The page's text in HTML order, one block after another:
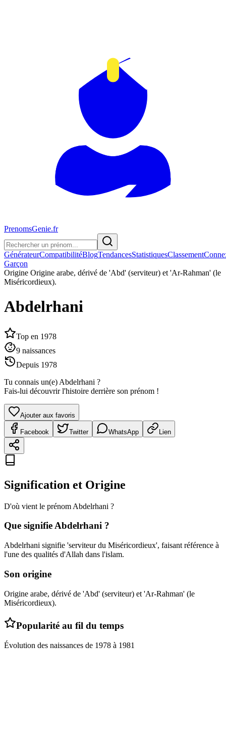
PrenomsGenie.fr
GénérateurCompatibilitéBlogTendancesStatistiquesClassement
Garçon
Origine Origine arabe, dérivé de 'Abd' (serviteur) et 'Ar-Rahman' (le
Miséricordieux).
Abdelrhani
Top en 1978
9 naissances
Depuis 1978
Tu connais un(e) Abdelrhani ?
Fais-lui découvrir l'histoire derrière son prénom !
Ajouter aux favoris
Facebook Twitter WhatsApp Lien
Signification et Origine
D'où vient le prénom Abdelrhani ?
Que signifieAbdelrhani ?
Abdelrhani signifie 'serviteur du Miséricordieux', faisant référence à
l'une des qualités d'Allah dans l'islam.
Son origine
Origine arabe, dérivé de 'Abd' (serviteur) et 'Ar-Rahman' (le
Miséricordieux).
Popularité au fil du temps
Évolution des naissances de 1978 à 1981